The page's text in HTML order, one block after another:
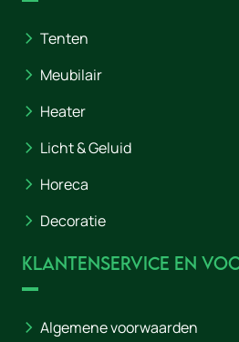
Tenten
Meubilair
Heater
Licht & Geluid
Horeca
Decoratie
Klantenservice en
Algemene voorwaarden